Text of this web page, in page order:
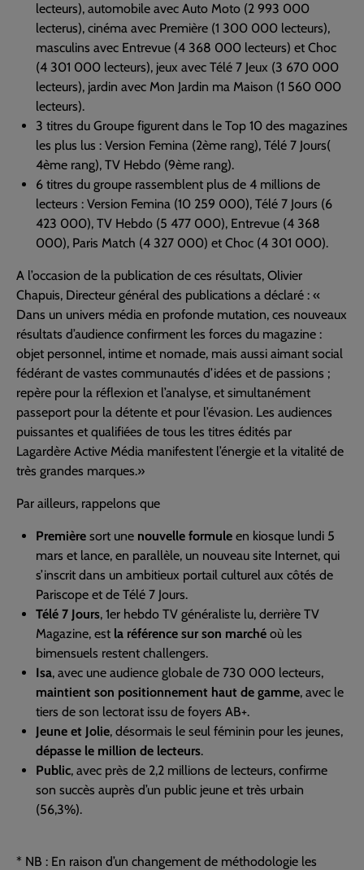
lecteurs), automobile avec Auto Moto (2 993 000
lecterus), cinéma avec Première (1 300 000 lecteurs),
masculins avec Entrevue (4 368 000 lecteurs) et Choc
(4 301 000 lecteurs), jeux avec Télé 7 Jeux (3 670 000
lecteurs), jardin avec Mon Jardin ma Maison (1 560 000
lecteurs).
3 titres du Groupe figurent dans le Top 10 des magazines
les plus lus : Version Femina (2ème rang), Télé 7 Jours(
4ème rang), TV Hebdo (9ème rang).
6 titres du groupe rassemblent plus de 4 millions de
lecteurs : Version Femina (10 259 000), Télé 7 Jours (6
423 000), TV Hebdo (5 477 000), Entrevue (4 368
000), Paris Match (4 327 000) et Choc (4 301 000).
A l’occasion de la publication de ces résultats, Olivier
Chapuis, Directeur général des publications a déclaré : «
Dans un univers média en profonde mutation, ces nouveaux
résultats d’audience confirment les forces du magazine :
objet personnel, intime et nomade, mais aussi aimant social
fédérant de vastes communautés d’idées et de passions ;
repère pour la réflexion et l’analyse, et simultanément
passeport pour la détente et pour l’évasion. Les audiences
puissantes et qualifiées de tous les titres édités par
Lagardère Active Média manifestent l’énergie et la vitalité de
très grandes marques.»
Par ailleurs, rappelons que
Première sort une nouvelle formule en kiosque lundi 5
mars et lance, en parallèle, un nouveau site Internet, qui
s’inscrit dans un ambitieux portail culturel aux côtés de
Pariscope et de Télé 7 Jours.
Télé 7 Jours, 1er hebdo TV généraliste lu, derrière TV
Magazine, est la référence sur son marché où les
bimensuels restent challengers.
Isa, avec une audience globale de 730 000 lecteurs,
maintient son positionnement haut de gamme, avec le
tiers de son lectorat issu de foyers AB+.
Jeune et Jolie, désormais le seul féminin pour les jeunes,
dépasse le million de lecteurs.
Public, avec près de 2,2 millions de lecteurs, confirme
son succès auprès d’un public jeune et très urbain
(56,3%).
* NB : En raison d’un changement de méthodologie les